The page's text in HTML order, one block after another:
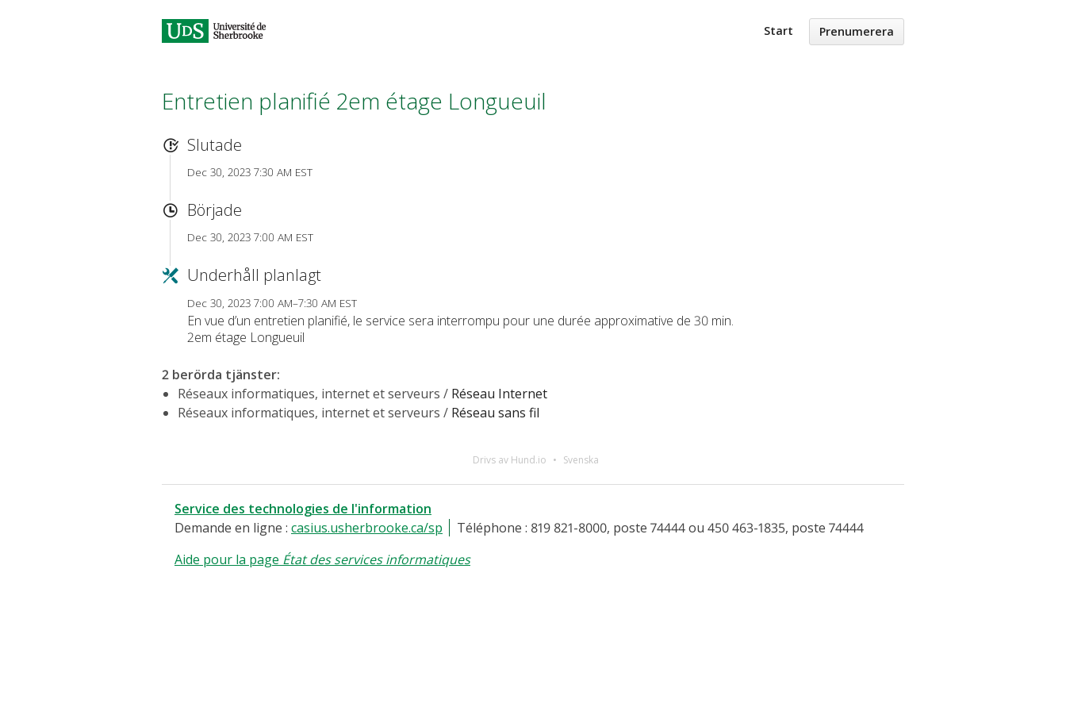
Start Prenumerera
Entretien planifié 2em étage Longueuil
Slutade
Dec 30, 2023 7:30 AM EST
Började
Dec 30, 2023 7:00 AM EST
Underhåll planlagt
Dec 30, 2023 7:00 AM–7:30 AM EST
En vue d’un entretien planifié, le service sera interrompu pour une durée approximative de 30 min.
2em étage Longueuil
2 berörda tjänster:
Réseaux informatiques, internet et serveurs / Réseau Internet
Réseaux informatiques, internet et serveurs / Réseau sans fil
Drivs av Hund.io Svenska
Service des technologies de l'information
Demande en ligne : casius.usherbrooke.ca/sp
Téléphone : 819 821-8000, poste 74444 ou 450 463-1835, poste 74444
Aide pour la page État des services informatiques